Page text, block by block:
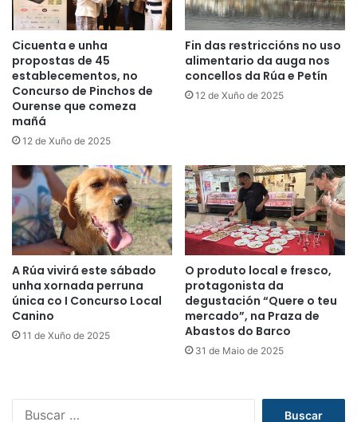
Cicuenta e unha
propostas de 45
establecementos, no
Concurso de Pinchos de
Ourense que comeza
mañá
12 de Xuño de 2025
Fin das restriccións no uso
alimentario da auga nos
concellos da Rúa e Petín
12 de Xuño de 2025
A Rúa vivirá este sábado
unha xornada perruna
única co I Concurso Local
Canino
11 de Xuño de 2025
O produto local e fresco,
protagonista da
degustación “Quere o teu
mercado”, na Praza de
Abastos do Barco
31 de Maio de 2025